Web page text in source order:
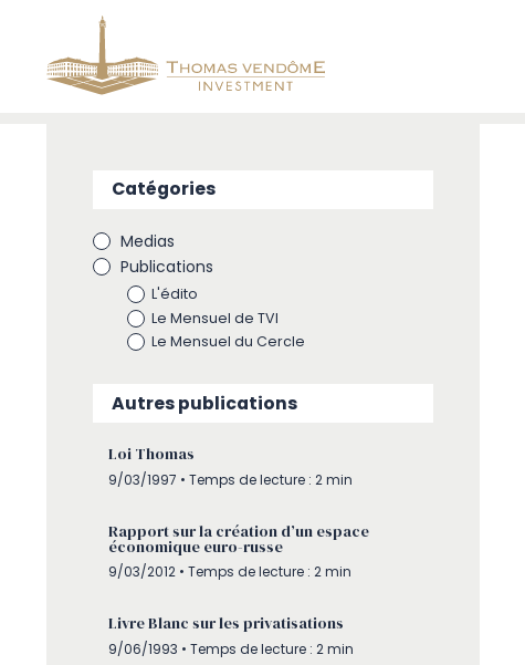
Catégories
Medias
Publications
L'édito
Le Mensuel de TVI
Le Mensuel du Cercle
Autres publications
Loi Thomas
9/03/1997 • Temps de lecture : 2 min
Rapport sur la création d’un espace
économique euro-russe
9/03/2012 • Temps de lecture : 2 min
Livre Blanc sur les privatisations
9/06/1993 • Temps de lecture : 2 min